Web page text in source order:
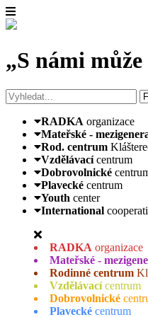
„S námi
RADKA organizace
Mateřské -
Rod. centrum
Vzdělávací centrum
Dobrovolnické
Plavecké centrum
Youth center
International
RADKA organizace
Mateřské -
Rodinné centrum
Vzdělávací centrum
Dobrovolnické
Plavecké centrum